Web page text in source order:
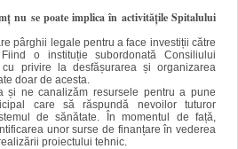
nu se poate implica în activitățile Spitalului
pârghii legale pentru a face investiții către
o instituție subordonată Consiliului
privire la desfășurarea și organizarea
doar de acesta.
și ne canalizăm resursele pentru a pune
care să răspundă nevoilor tuturor
de sănătate. În momentul de față,
unor surse de finanțare în vederea
proiectului tehnic.